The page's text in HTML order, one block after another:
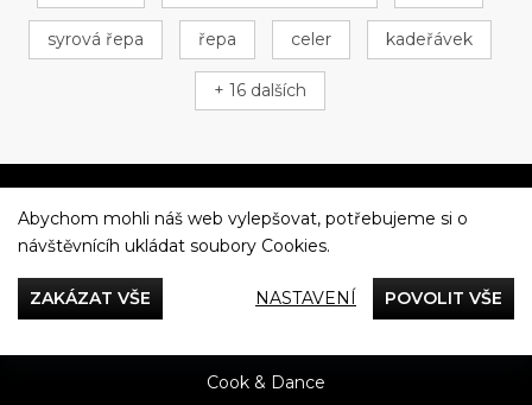
syrová řepa řepa celer kadeřávek
+ 16 dalších
Večeříme společně
Cook & Dance
Abychom mohli náš web vylepšovat, potřebujeme si o
návštěvnícíh ukládat soubory Cookies.
ZAKÁZAT VŠE NASTAVENÍ POVOLIT VŠE